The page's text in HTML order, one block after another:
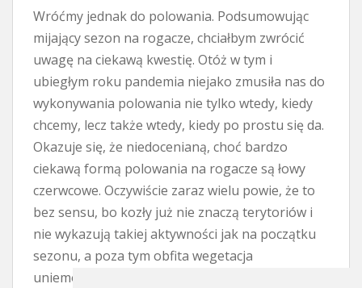
Wróćmy jednak do polowania. Podsumowując
mijający sezon na rogacze, chciałbym zwrócić
uwagę na ciekawą kwestię. Otóż w tym i
ubiegłym roku pandemia niejako zmusiła nas do
wykonywania polowania nie tylko wtedy, kiedy
chcemy, lecz także wtedy, kiedy po prostu się da.
Okazuje się, że niedocenianą, choć bardzo
ciekawą formą polowania na rogacze są łowy
czerwcowe. Oczywiście zaraz wielu powie, że to
bez sensu, bo kozły już nie znaczą terytoriów i
nie wykazują takiej aktywności jak na początku
sezonu, a poza tym obfita wegetacja
uniemożliwia zdobycie trofeum. To wszystko po